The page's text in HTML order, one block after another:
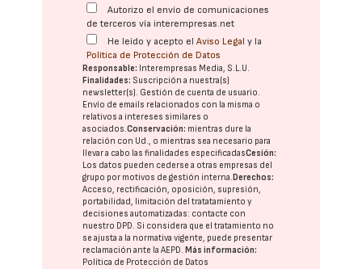
Autorizo el envío de comunicaciones
de terceros vía interempresas.net
He leído y acepto elAviso Legal y la
Política de Protección de Datos
Responsable: Interempresas Media, S.L.U.
Finalidades: Suscripción a nuestra(s)
newsletter(s). Gestión de cuenta de usuario.
Envío de emails relacionados con la misma o
relativos a intereses similares o
asociados.Conservación: mientras dure la
relación con Ud., o mientras sea necesario para
llevar a cabo las finalidades especificadasCesión:
Los datos pueden cederse a otras empresas del
grupo por motivos de gestión interna. Derechos:
Acceso, rectificación, oposición, supresión,
portabilidad, limitación del tratatamiento y
decisiones automatizadas: contacte con
nuestro DPD. Si considera que el tratamiento no
se ajusta a la normativa vigente, puede presentar
reclamación ante laAEPD. Más información:
Política de Protección de Datos